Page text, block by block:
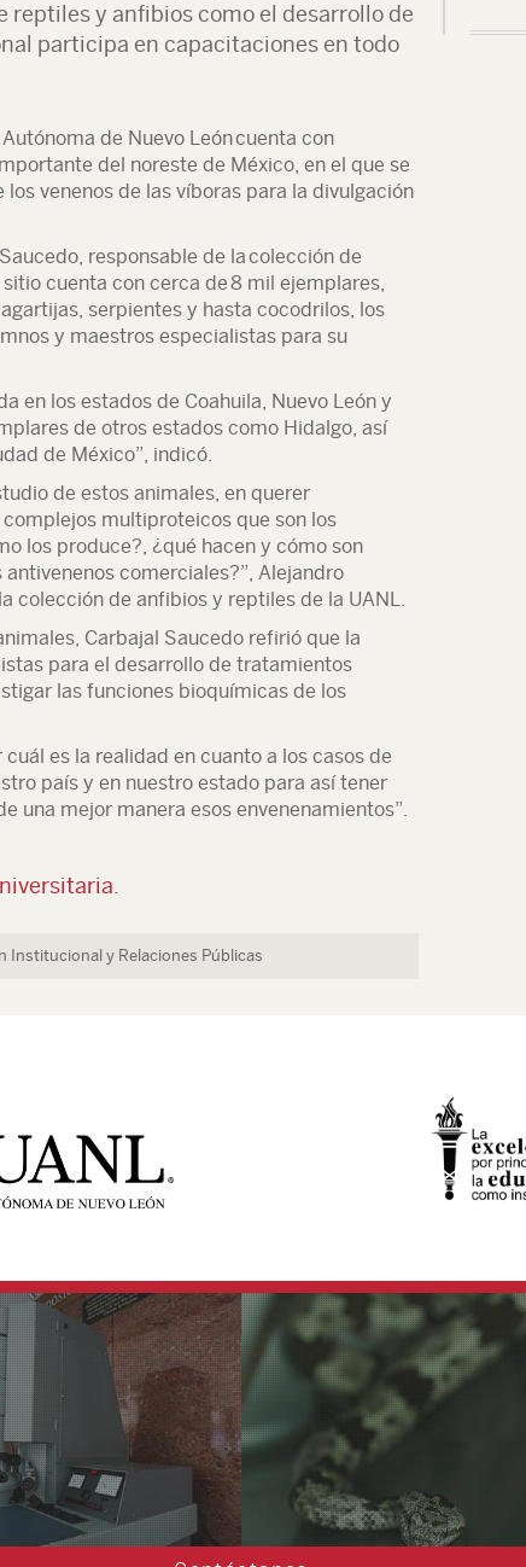
y anfibios como el desarrollo de
participa en capacitaciones en todo
de Nuevo León cuenta con
del noreste de México, en el que se
venenos de las víboras para la divulgación
responsable de la colección de
cuenta con cerca de 8 mil ejemplares,
serpientes y hasta cocodrilos, los
y maestros especialistas para su
en los estados de Coahuila, Nuevo León y
de otros estados como Hidalgo, así
de México”, indicó.
de estos animales, en querer
multiproteicos que son los
los produce?, ¿qué hacen y cómo son
comerciales?”, Alejandro
colección de anfibios y reptiles de la UANL.
Carbajal Saucedo refirió que la
para el desarrollo de tratamientos
las funciones bioquímicas de los
es la realidad en cuanto a los casos de
país y en nuestro estado para así tener
una mejor manera esos envenenamientos”.
Institucional y Relaciones Públicas